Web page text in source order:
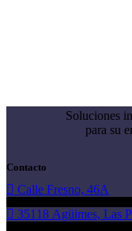
Soluciones
para su
Contacto
Calle Fresno, 46A
35118 Agüimes, Las